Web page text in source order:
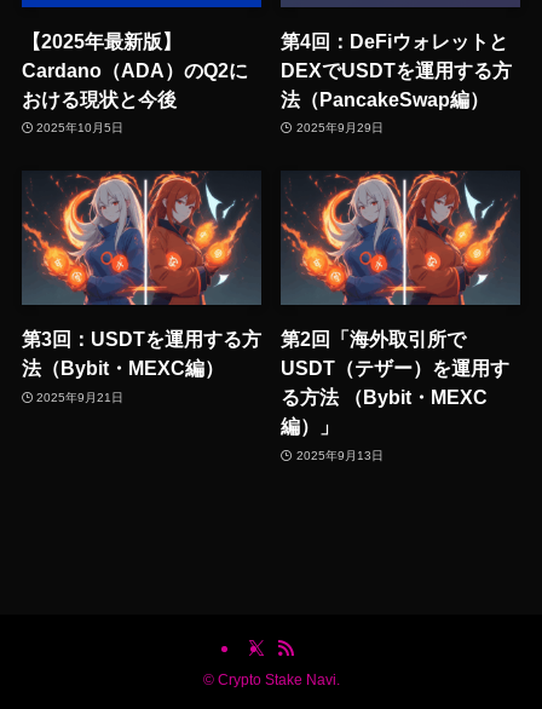
【2025年最新版】
Cardano（ADA）のQ2に
おける現状と今後
2025年10月5日
第4回：DeFiウォレットと
DEXでUSDTを運用する方
法（PancakeSwap編）
2025年9月29日
第3回：USDTを運用する方
法（Bybit・MEXC編）
2025年9月21日
第2回「海外取引所で
USDT（テザー）を運用す
る方法 （Bybit・MEXC
編）」
2025年9月13日
©Crypto Stake Navi.